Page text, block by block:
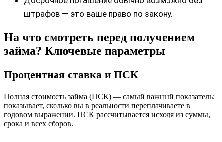
штрафов — это ваше право по закону.
На что смотреть перед получением
займа? Ключевые параметры
Процентная ставка и ПСК
Полная стоимость займа (ПСК) — самый важный показатель:
показывает, сколько вы в реальности переплачиваете в
годовом выражении. ПСК рассчитывается исходя из суммы,
срока и всех сборов.